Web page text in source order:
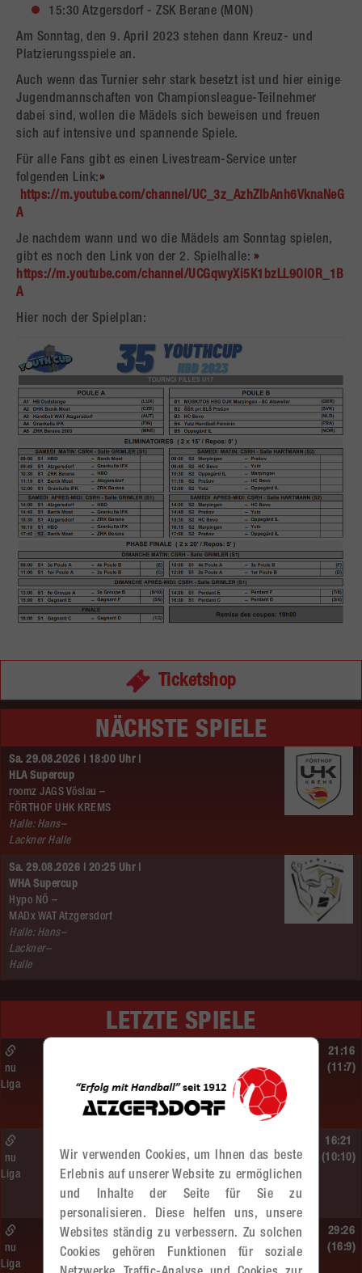
15:30 Atzgersdorf - ZSK Berane (MON)
Am Sonntag, den 9. April 2023 stehen dann Kreuz- und
Platzierungsspiele an.
Auch wenn das Turnier sehr stark besetzt ist und hier einige
Jugendmannschaften von Championsleague-Teilnehmer
dabei sind, wollen die Mädels sich beweisen und freuen
sich auf intensive und spannende Spiele.
Für alle Fans gibt es einen Livestream-Service unter
folgenden Link:
https://m.youtube.com/channel/UC_3z_AzhZlbAnh6VknaNeG
A
Je nachdem wann und wo die Mädels am Sonntag spielen,
gibt es noch den Link von der 2. Spielhalle:
https://m.youtube.com/channel/UCGqwyXi5K1bzLL9OlOR_1B
A
Hier noch der Spielplan:
Ticketshop
NÄCHSTE SPIELE
Sa. 29.08.2026 | 18:00 Uhr |
HLA Supercup
roomz JAGS Vöslau –
FÖRTHOF UHK KREMS
Halle: Hans–
Lackner Halle
Sa. 29.08.2026 | 20:25 Uhr |
WHA Supercup
Hypo NÖ –
MADx WAT Atzgersdorf
Halle: Hans–
Lackner–
Halle
LETZTE SPIELE
BT Füchse –
MADx WAT Atzgersdorf
nu
Liga
21:16
(11:7)
ÖMS WU12 Finale
SG HIT/UHC Absam –
MADx WAT Atzgersdorf
nu
Liga
16:21
(10:10)
So. 14.06.2026 | 13:20 Uhr |
MU13
Sportunion DIE FALKEN St. Pölten –
nu
Liga
29:26
(16:9)
Wir verwenden Cookies, um Ihnen das beste
Erlebnis auf unserer Website zu ermöglichen
und Inhalte der Seite für Sie zu
personalisieren. Diese helfen uns, unsere
Websites ständig zu verbessern. Zu solchen
Cookies gehören Funktionen für soziale